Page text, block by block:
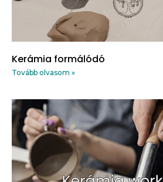
Kerámia formálódó
Tovább olvasom »